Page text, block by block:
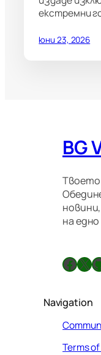
екстремни
юни 23, 2026
BG
Твоето
на
Facebook X GitHub
Navigation
Terms